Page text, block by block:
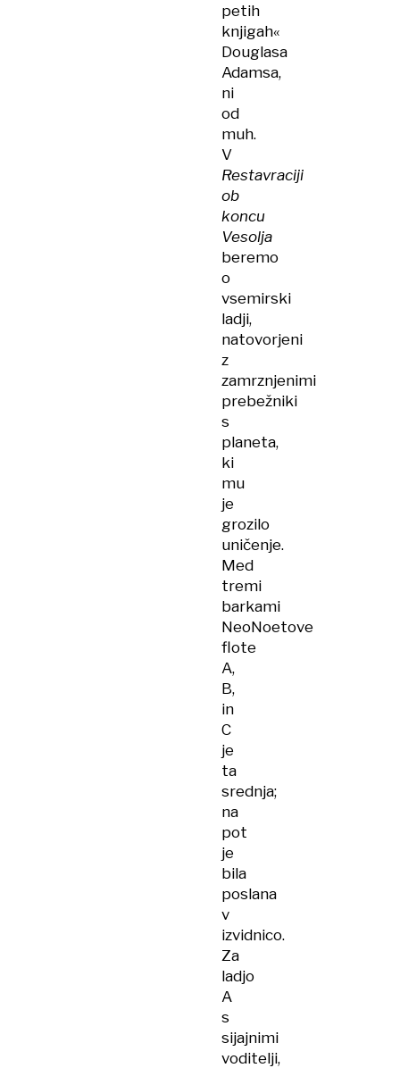
petih
knjigah«
Douglasa
Adamsa,
ni
od
muh.
V
Restavraciji
ob
koncu
Vesolja
beremo
o
vsemirski
ladji,
natovorjeni
z
zamrznjenimi
prebežniki
s
planeta,
ki
mu
je
grozilo
uničenje.
Med
tremi
barkami
NeoNoetove
flote
A,
B,
in
C
je
ta
srednja;
na
pot
je
bila
poslana
v
izvidnico.
Za
ladjo
A
s
sijajnimi
voditelji,